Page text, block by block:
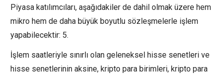
Piyasa katılımcıları, aşağıdakiler de dahil olmak üzere hem
mikro hem de daha büyük boyutlu sözleşmelerle işlem
yapabilecektir: 5.
İşlem saatleriyle sınırlı olan geleneksel hisse senetleri ve
hisse senetlerinin aksine, kripto para birimleri, kripto para